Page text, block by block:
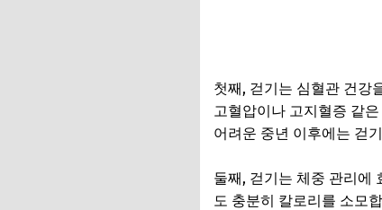
첫째, 걷기는 심혈관 건강
고혈압이나 고지혈증 같
어려운 중년 이후에는 걷
둘째, 걷기는 체중 관리에
도 충분히 칼로리를 소모